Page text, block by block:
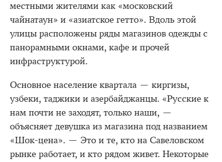
местными жителями как «московский
чайнатаун» и «азиатское гетто». Вдоль этой
улицы расположены ряды магазинов одежды с
панорамными окнами, кафе и прочей
инфраструктурой.
Основное население квартала — киргизы,
узбеки, таджики и азербайджанцы. «Русские к
нам почти не заходят, только наши, —
объясняет девушка из магазина под названием
«Шок-цена». — Это и те, кто на Савеловском
рынке работает, и кто рядом живет. Некоторые